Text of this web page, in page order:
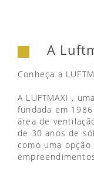
A
Conheça a
A LUFTMAXI ,
fundada em
área de
de 30 anos de
como uma